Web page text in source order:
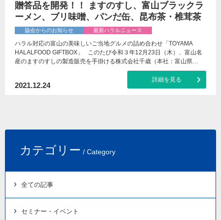
贈答品を開発！！ ますのすし、富山ブラックラ
ーメン、ブリ味噌、パンだ缶、昆布茶・椎茸茶
協会からのお知らせ 最新ハラルニュース
ハラル対応の富山の美味しいご当地グルメの詰め合わせ「TOYAMA
HALALFOOD GIFTBOX」 このたび令和３年12月23日（木）、富山名
産のますのすしの製造販売を手掛ける株式会社千歳（本社：富山県…
2021.12.24
詳細を見る
カテゴリー / Category
全ての記事
セミナー・イベント